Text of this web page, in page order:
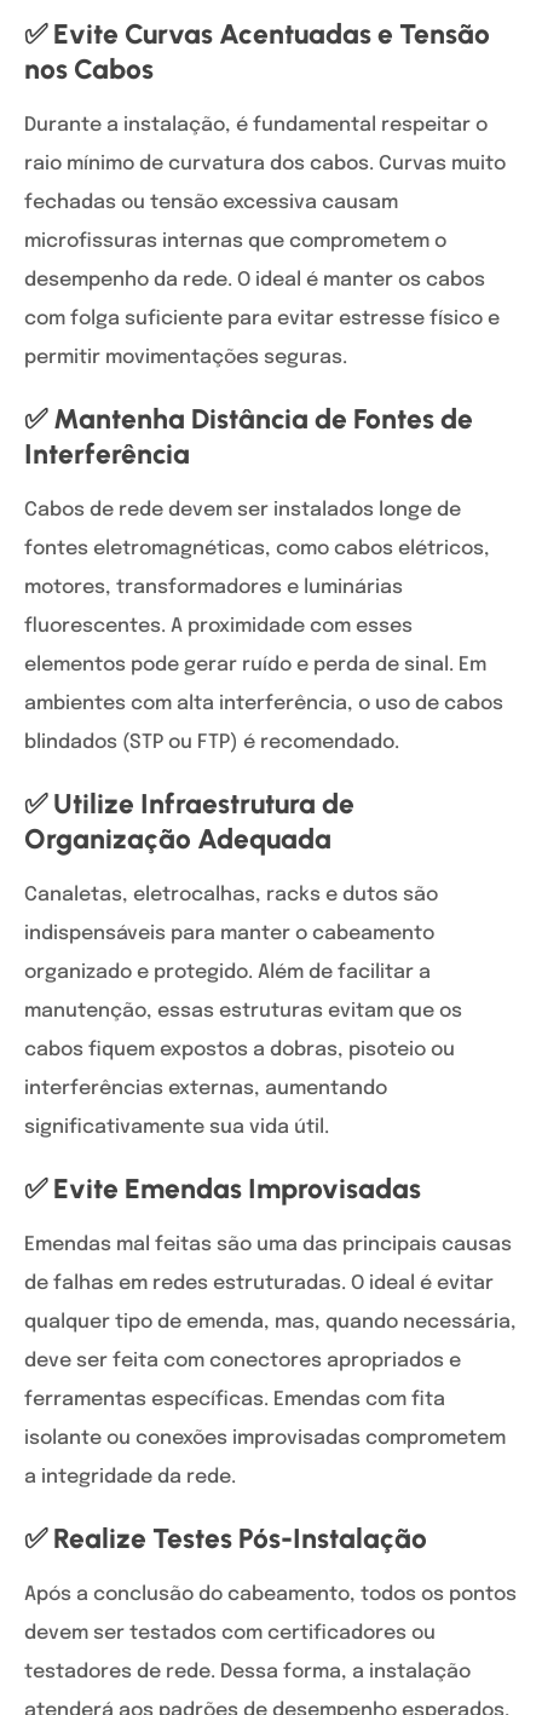
✅ Evite Curvas Acentuadas e Tensão
nos Cabos
Durante a instalação, é fundamental respeitar o
raio mínimo de curvatura dos cabos. Curvas muito
fechadas ou tensão excessiva causam
microfissuras internas que comprometem o
desempenho da rede. O ideal é manter os cabos
com folga suficiente para evitar estresse físico e
permitir movimentações seguras.
✅ Mantenha Distância de Fontes de
Interferência
Cabos de rede devem ser instalados longe de
fontes eletromagnéticas, como cabos elétricos,
motores, transformadores e luminárias
fluorescentes. A proximidade com esses
elementos pode gerar ruído e perda de sinal. Em
ambientes com alta interferência, o uso de cabos
blindados (STP ou FTP) é recomendado.
✅ Utilize Infraestrutura de
Organização Adequada
Canaletas, eletrocalhas, racks e dutos são
indispensáveis para manter o cabeamento
organizado e protegido. Além de facilitar a
manutenção, essas estruturas evitam que os
cabos fiquem expostos a dobras, pisoteio ou
interferências externas, aumentando
significativamente sua vida útil.
✅ Evite Emendas Improvisadas
Emendas mal feitas são uma das principais causas
de falhas em redes estruturadas. O ideal é evitar
qualquer tipo de emenda, mas, quando necessária,
deve ser feita com conectores apropriados e
ferramentas específicas. Emendas com fita
isolante ou conexões improvisadas comprometem
a integridade da rede.
✅ Realize Testes Pós-Instalação
Após a conclusão do cabeamento, todos os pontos
devem ser testados com certificadores ou
testadores de rede. Dessa forma, a instalação
atenderá aos padrões de desempenho esperados,